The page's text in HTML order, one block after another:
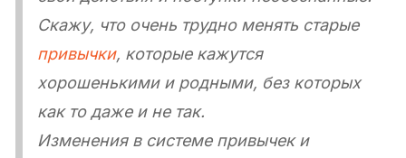
Скажу, что очень трудно менять старые
привычки, которые кажутся
хорошенькими и родными, без которых
как то даже и не так.
Изменения в системе привычек и